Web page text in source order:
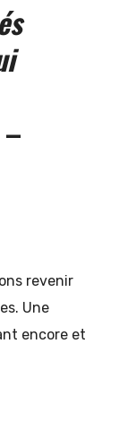
revenir
Une
encore et